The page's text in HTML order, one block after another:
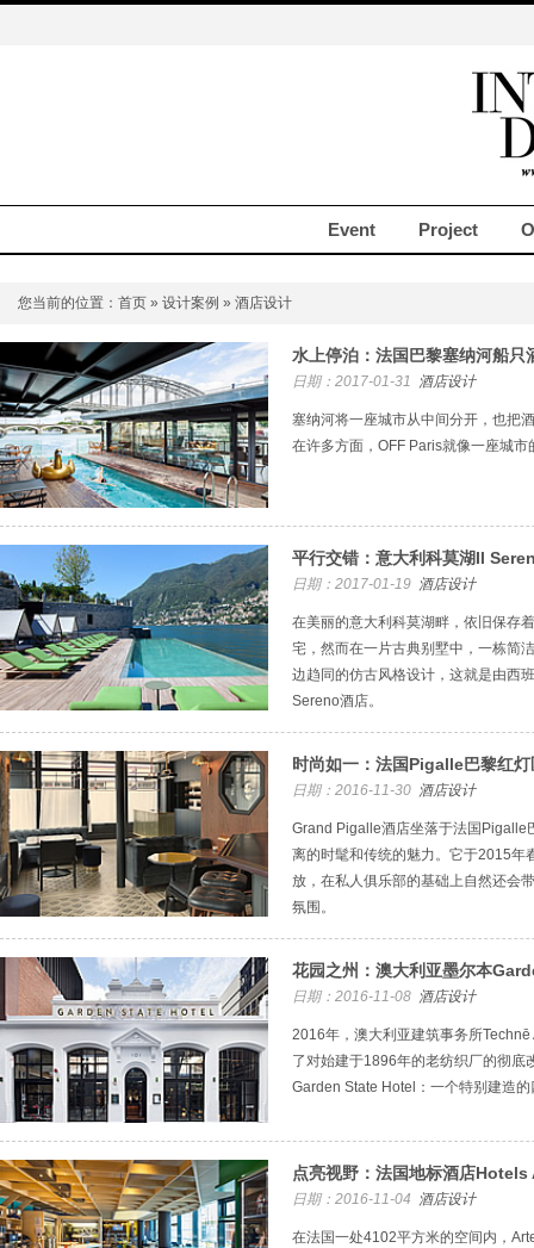
Event Project
您当前的位置： 首页 » 设计案例 » 酒店设计
水上停泊：法国巴黎塞纳河船
日期：2017-01-31 酒店设计
塞纳河将一座城市从中间分开，也把
在许多方面，OFF Paris就像一座城市
平行交错：意大利科莫湖Il
日期：2017-01-19 酒店设计
在美丽的意大利科莫湖畔，依旧保存
宅，然而在一片古典别墅中，一栋简
边趋同的仿古风格设计，这就是由西
Sereno酒店。
时尚如一：法国Pigalle巴黎红
日期：2016-11-30 酒店设计
Grand Pigalle酒店坐落于法国Pigalle
离的时髦和传统的魅力。它于2015年
放，在私人俱乐部的基础上自然还会
氛围。
花园之州：澳大利亚墨尔本
日期：2016-11-08 酒店设计
2016年，澳大利亚建筑事务所
了对始建于1896年的老纺织厂的彻底
Garden State Hotel：一个特别建造
点亮视野：法国地标酒店
日期：2016-11-04 酒店设计
在法国一处4102平方米的空间内，